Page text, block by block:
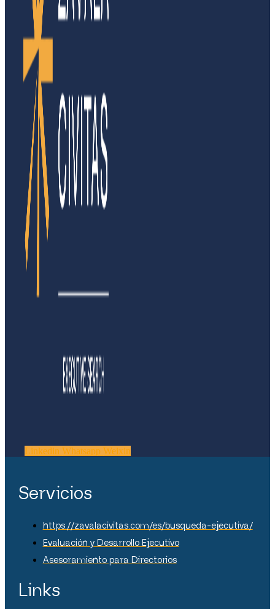
Linkedin Whatsapp Weixin
Servicios
https://zavalacivitas.com/es/busqueda-ejecutiva/
Evaluación y Desarrollo Ejecutivo
Asesoramiento para Directorios
Links